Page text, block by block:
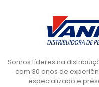
Somos líderes na
com 30 anos de
especializado e